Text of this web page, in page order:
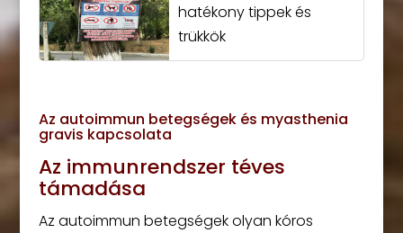
hatékony tippek és
trükkök
Az autoimmun betegségek és myasthenia
gravis kapcsolata
Az immunrendszer téves
támadása
Az autoimmun betegségek olyan kóros